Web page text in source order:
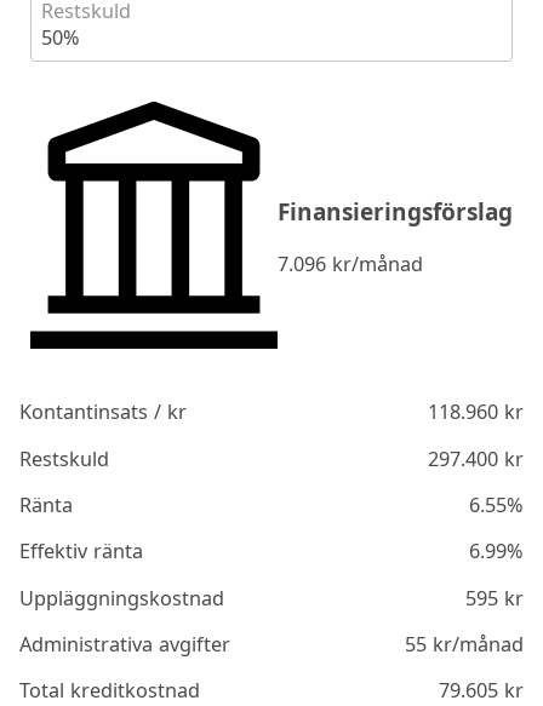
Restskuld
50%
Finansieringsförslag
7.096 kr/månad
Kontantinsats / kr 118.960kr
Restskuld
297.400kr
Ränta
6.55%
Effektiv ränta
6.99%
Uppläggningskostnad
595kr
Administrativa avgifter
55kr/månad
Total kreditkostnad
79.605kr